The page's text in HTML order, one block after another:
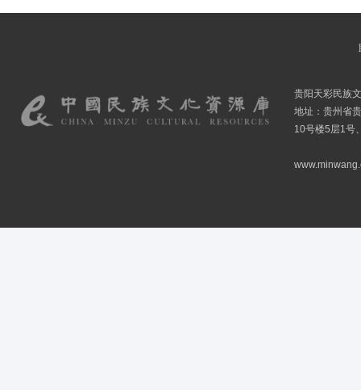
贵阳天彩民族
地址：贵州省
10号楼5层1号